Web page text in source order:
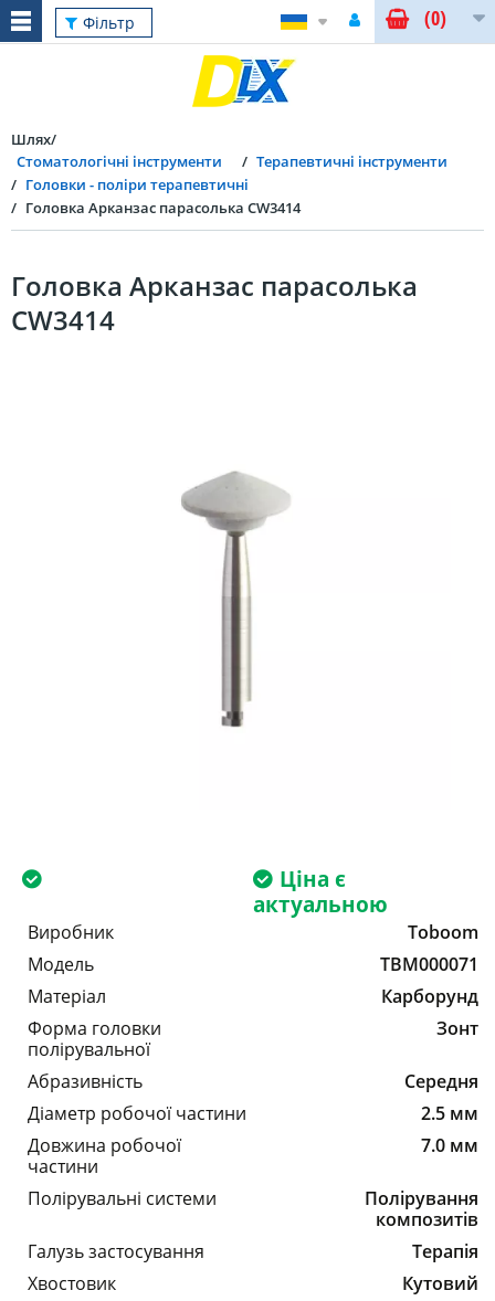
Фільтр (0)
Шлях
Стоматологічні інструменти
Терапевтичні інструменти
Головки - поліри терапевтичні
Головка Арканзас парасолька CW3414
Головка Арканзас парасолька
CW3414
Ціна є
актуальною
Виробник
Toboom
Модель
TBM000071
Матеріал
Карборунд
Форма головки
полірувальної
Зонт
Абразивність
Середня
Діаметр робочої частини
2.5 мм
Довжина робочої
частини
7.0 мм
Полірувальні системи
Полірування
композитів
Галузь застосування
Терапія
Хвостовик
Кутовий